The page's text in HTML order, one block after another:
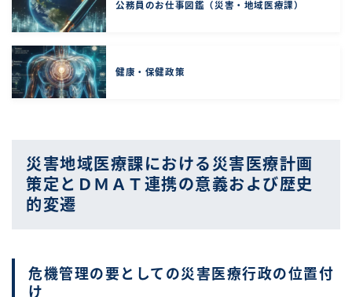
公務員のお仕事図鑑（災害・地域医療課）
健康・保健政策
災害地域医療課における災害医療計画
策定とＤＭＡＴ連携の意義および歴史
的変遷
危機管理の要としての災害医療行政の位置付
け